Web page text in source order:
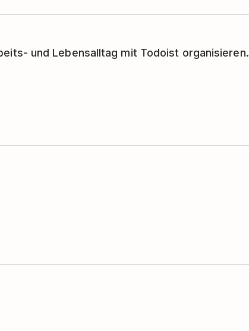
und Lebensalltag mit Todoist organisieren.